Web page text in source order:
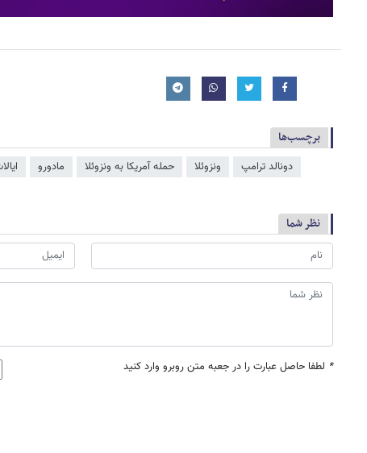
برچسب‌ها
دونالد ترامپ ونزوئلا حمله آمریکا به ونزوئلا مادورو
نظر شما
* لطفا حاصل عبارت را در جعبه متن روبرو وارد کنید